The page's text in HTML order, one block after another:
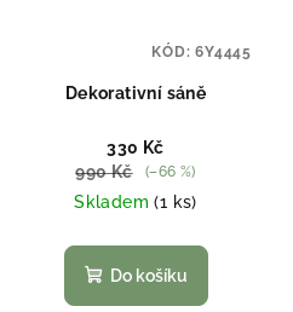
Dekorativní sáně
330 Kč
990 Kč
(–66 %)
Skladem(1 ks)
Do košíku
KÓD:6Y4445